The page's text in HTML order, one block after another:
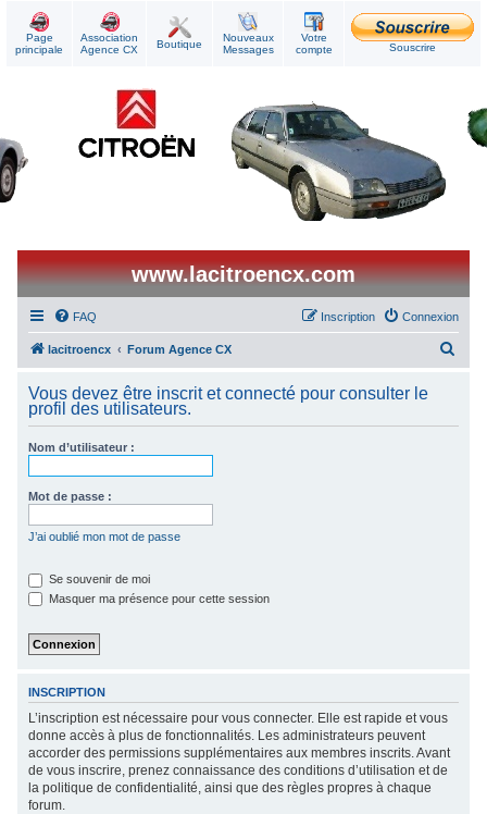
Page
principale
Association
Agence CX
Boutique
Nouveaux
Messages
Votre
compte
Souscrire
www.lacitroencx.com
FAQ Connexion
Inscription
lacitroencx Forum Agence CX
h
Vous devez être inscrit et connecté pour consulter le
profil des utilisateurs.
Nom d’utilisateur :
Mot de passe :
J’ai oublié mon mot de passe
Se souvenir de moi
Masquer ma présence pour cette session
INSCRIPTION
L’inscription est nécessaire pour vous connecter. Elle est rapide et vous
donne accès à plus de fonctionnalités. Les administrateurs peuvent
accorder des permissions supplémentaires aux membres inscrits. Avant
de vous inscrire, prenez connaissance des conditions d’utilisation et de
la politique de confidentialité, ainsi que des règles propres à chaque
forum.